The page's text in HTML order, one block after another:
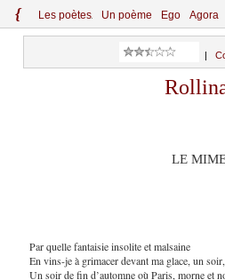
{ Les poètes Un poème Ego Agora
LE
Par quelle fantaisie insolite et malsaine
En vins-je à grimacer devant ma glace, un soir,
Un soir de fin d’automne où Paris, morne et